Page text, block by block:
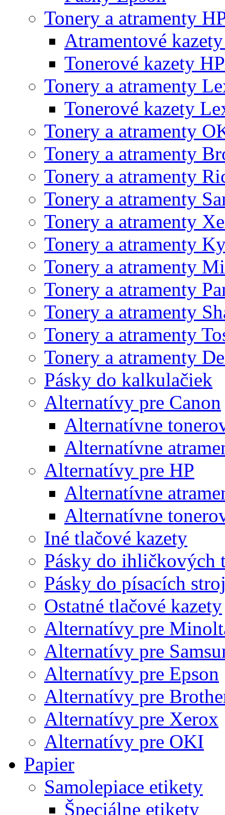
Tonery a atramenty
Atramentové
Tonerové kazety HP
Tonery a atramenty
Tonerové kazety
Tonery a atramenty
Tonery a atramenty
Tonery a atramenty
Tonery a atramenty
Tonery a atramenty
Tonery a atramenty
Tonery a atramenty
Tonery a atramenty
Tonery a atramenty
Tonery a atramenty
Tonery a atramenty
Pásky do kalkulačiek
Alternatívy pre Canon
Alternatívne
Alternatívne
Alternatívy pre HP
Alternatívne
Alternatívne
Iné tlačové kazety
Pásky do ihličkových
Pásky do písacích
Ostatné tlačové kazety
Alternatívy pre
Alternatívy pre
Alternatívy pre Epson
Alternatívy pre
Alternatívy pre Xerox
Alternatívy pre OKI
Papier
Samolepiace etikety
Špeciálne etikety